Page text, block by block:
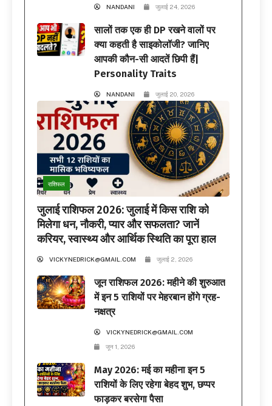
NANDANI जुलाई 24, 2026
सालों तक एक ही DP रखने वालों पर
क्या कहती है साइकोलॉजी? जानिए
आपकी कौन-सी आदतें छिपी हैं|
Personality Traits
NANDANI जुलाई 20, 2026
राशिफल
जुलाई राशिफल 2026: जुलाई में किस राशि को
मिलेगा धन, नौकरी, प्यार और सफलता? जानें
करियर, स्वास्थ्य और आर्थिक स्थिति का पूरा हाल
VICKYNEDRICK@GMAIL.COM जुलाई 2, 2026
जून राशिफल 2026: महीने की शुरुआत
में इन 5 राशियों पर मेहरबान होंगे ग्रह-
नक्षत्र
VICKYNEDRICK@GMAIL.COM
जून 1, 2026
May 2026: मई का महीना इन 5
राशियों के लिए रहेगा बेहद शुभ, छप्पर
फाड़कर बरसेगा पैसा